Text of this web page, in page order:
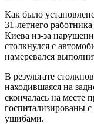
Как было
31-летнего
Киева из-за
столкнулся с
намеревался
В результате
находившаяся на
скончалась на месте
госпитализированы
ушибами.